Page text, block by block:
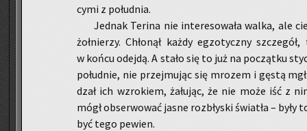
cy­mi z po­łu­dnia.
Jed­nak Te­ri­na nie in­te­re­so­wa­ła walka, ale
żoł­nie­rzy. Chło­nął każdy eg­zo­tycz­ny
w końcu odej­dą. A stało się to już na po­cząt­ku
po­łu­dnie, nie przej­mu­jąc się mro­zem i gęstą
dzał ich wzro­kiem, ża­łu­jąc, że nie może iść z
mógł ob­ser­wo­wać jasne roz­bły­ski świa­tła – były
być tego pe­wien.